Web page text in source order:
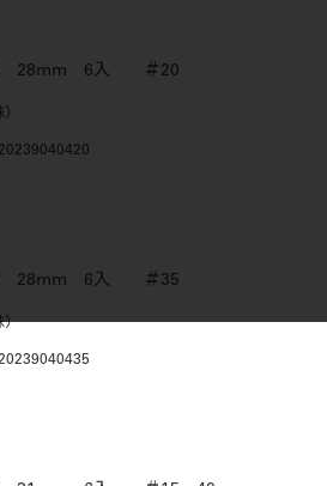
28mm 6入 ＃20
20239040420
28mm 6入 ＃35
）
20239040435